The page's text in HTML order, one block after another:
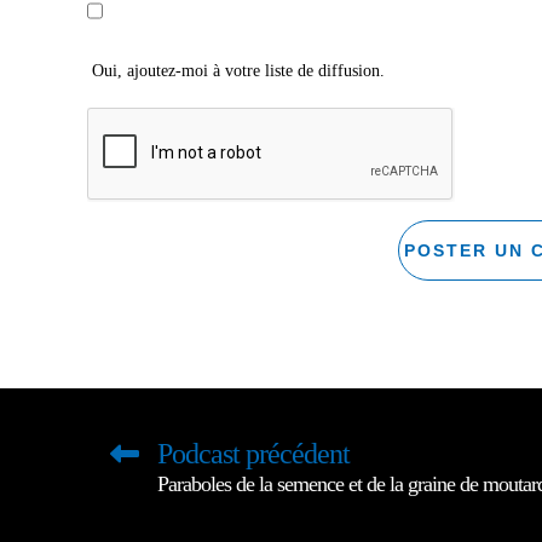
Oui, ajoutez-moi à votre liste de diffusion.
Podcast précédent
Paraboles de la semence et de la graine de